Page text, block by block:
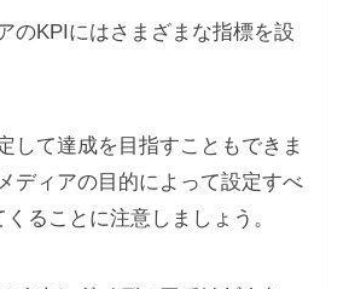
のKPIにはさまざまな指標を設
して達成を目指すこともできま
ディアの目的によって設定すべ
ることに注意しましょう。